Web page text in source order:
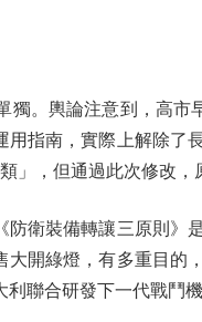
輿論注意到，高市
指南，實際上解除
」，但通過此次修改，
裝備轉讓三原則》
大開綠燈，有多重目
聯合研發下一代戰鬥機